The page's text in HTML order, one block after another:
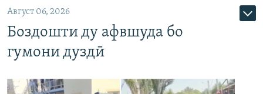
Август 06, 2026
Боздошти ду афвшуда бо
гумони дуздӣ